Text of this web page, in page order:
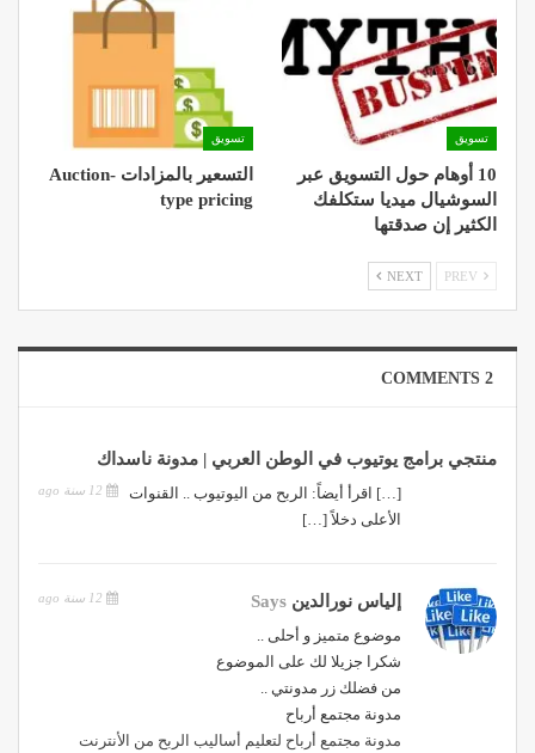
تسويق
10 أوهام حول التسويق عبر
السوشيال ميديا ستكلفك
الكثير إن صدقتها
تسويق
التسعير بالمزادات Auction-
type pricing
NEXT
2 COMMENTS
منتجي برامج يوتيوب في الوطن العربي | مدونة ناسداك
[…] اقرأ أيضاً: الربح من اليوتيوب .. القنوات
الأعلى دخلاً […]
إلياس نورالدين Says
موضوع متميز و أحلى ..
شكرا جزيلا لك على الموضوع
من فضلك زر مدونتي ..
مدونة مجتمع أرباح
مدونة مجتمع أرباح لتعليم أساليب الربح من الأنترنت